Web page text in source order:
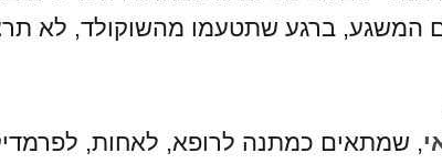
המשגע, ברגע שתטעמו מהשוקולד, לא
, שמתאים כמתנה לרופא, לאחות,